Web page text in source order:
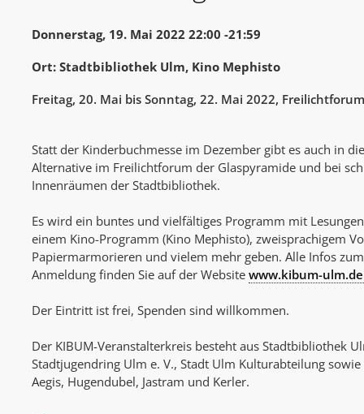
Donnerstag, 19. Mai 2022 22:00 -21:59
Ort: Stadtbibliothek Ulm, Kino Mephisto
Freitag, 20. Mai bis Sonntag, 22. Mai 2022,
Statt der Kinderbuchmesse im Dezember gibt es auch in
Alternative im Freilichtforum der Glaspyramide und bei
Innenräumen der Stadtbibliothek.
Es wird ein buntes und vielfältiges Programm mit
einem Kino-Programm (Kino Mephisto), zweisprachigem
Papiermarmorieren und vielem mehr geben. Alle Infos
Anmeldung finden Sie auf der Websitewww.kibum-ulm.de
Der Eintritt ist frei, Spenden sind willkommen.
Der KIBUM-Veranstalterkreis besteht aus Stadtbibliothek
Stadtjugendring Ulm e. V., Stadt Ulm Kulturabteilung
Aegis, Hugendubel, Jastram und Kerler.